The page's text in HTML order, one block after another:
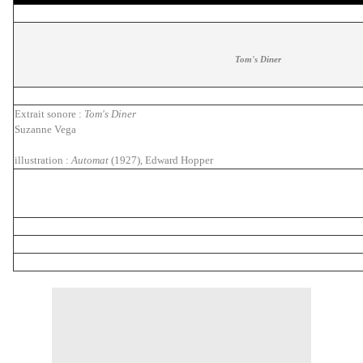
Tom's Diner
Extrait sonore : Tom's Diner
Suzanne Vega
illustration :Automat (1927), Edward Hopper